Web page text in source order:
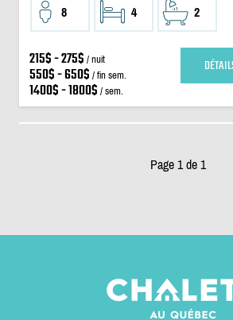
8 4 2
215$ - 275$ / nuit
550$ - 650$ / fin sem.
1400$ - 1800$ / sem.
Page 1 de 1